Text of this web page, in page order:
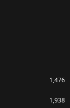
1,476
1,938